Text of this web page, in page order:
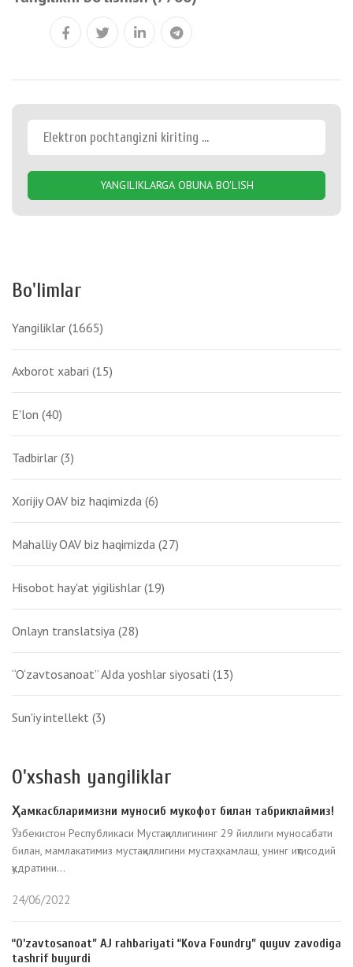
YANGILIKLARGA OBUNA BO'LISH
Bo'limlar
Yangiliklar (1665)
Axborot xabari (15)
E'lon (40)
Tadbirlar (3)
Xorijiy OAV biz haqimizda (6)
Mahalliy OAV biz haqimizda (27)
Hisobot hay'at yigilishlar (19)
Onlayn translatsiya (28)
“O‘zavtosanoat” AJda yoshlar siyosati (13)
Sun'iy intellekt (3)
O'xshash yangiliklar
Ҳамкасбларимизни муносиб мукофот билан табриклаймиз!
Ўзбекистон Республикаси Мустақиллигининг 29 йиллиги муносабати
билан, мамлакатимиз мустақиллигини мустаҳкамлаш, унинг иқтисодий
қудратини...
24/06/2022
“O’zavtosanoat” AJ rahbariyati “Kova Foundry” quyuv zavodiga
tashrif buyurdi